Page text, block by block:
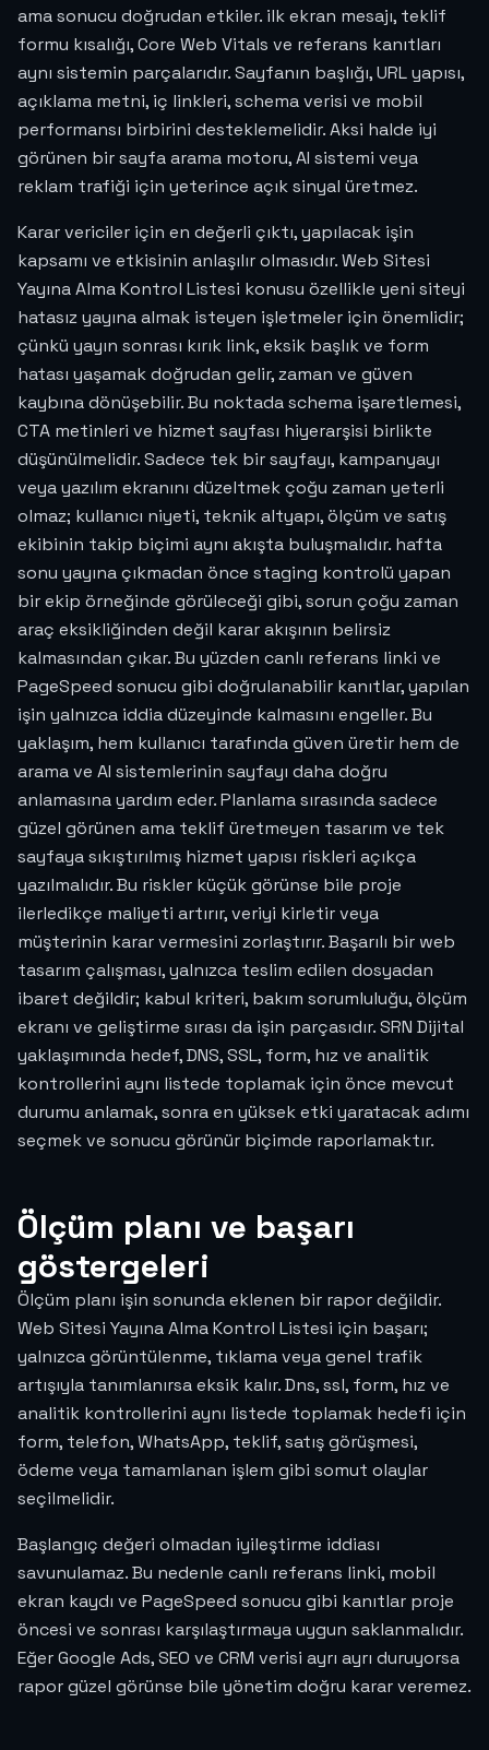
ama sonucu doğrudan etkiler. ilk ekran mesajı, teklif
formu kısalığı, Core Web Vitals ve referans kanıtları
aynı sistemin parçalarıdır. Sayfanın başlığı, URL yapısı,
açıklama metni, iç linkleri, schema verisi ve mobil
performansı birbirini desteklemelidir. Aksi halde iyi
görünen bir sayfa arama motoru, AI sistemi veya
reklam trafiği için yeterince açık sinyal üretmez.
Karar vericiler için en değerli çıktı, yapılacak işin
kapsamı ve etkisinin anlaşılır olmasıdır. Web Sitesi
Yayına Alma Kontrol Listesi konusu özellikle yeni siteyi
hatasız yayına almak isteyen işletmeler için önemlidir;
çünkü yayın sonrası kırık link, eksik başlık ve form
hatası yaşamak doğrudan gelir, zaman ve güven
kaybına dönüşebilir. Bu noktada schema işaretlemesi,
CTA metinleri ve hizmet sayfası hiyerarşisi birlikte
düşünülmelidir. Sadece tek bir sayfayı, kampanyayı
veya yazılım ekranını düzeltmek çoğu zaman yeterli
olmaz; kullanıcı niyeti, teknik altyapı, ölçüm ve satış
ekibinin takip biçimi aynı akışta buluşmalıdır. hafta
sonu yayına çıkmadan önce staging kontrolü yapan
bir ekip örneğinde görüleceği gibi, sorun çoğu zaman
araç eksikliğinden değil karar akışının belirsiz
kalmasından çıkar. Bu yüzden canlı referans linki ve
PageSpeed sonucu gibi doğrulanabilir kanıtlar, yapılan
işin yalnızca iddia düzeyinde kalmasını engeller. Bu
yaklaşım, hem kullanıcı tarafında güven üretir hem de
arama ve AI sistemlerinin sayfayı daha doğru
anlamasına yardım eder. Planlama sırasında sadece
güzel görünen ama teklif üretmeyen tasarım ve tek
sayfaya sıkıştırılmış hizmet yapısı riskleri açıkça
yazılmalıdır. Bu riskler küçük görünse bile proje
ilerledikçe maliyeti artırır, veriyi kirletir veya
müşterinin karar vermesini zorlaştırır. Başarılı bir web
tasarım çalışması, yalnızca teslim edilen dosyadan
ibaret değildir; kabul kriteri, bakım sorumluluğu, ölçüm
ekranı ve geliştirme sırası da işin parçasıdır. SRN Dijital
yaklaşımında hedef, DNS, SSL, form, hız ve analitik
kontrollerini aynı listede toplamak için önce mevcut
durumu anlamak, sonra en yüksek etki yaratacak adımı
seçmek ve sonucu görünür biçimde raporlamaktır.
Ölçüm planı ve başarı
göstergeleri
Ölçüm planı işin sonunda eklenen bir rapor değildir.
Web Sitesi Yayına Alma Kontrol Listesi için başarı;
yalnızca görüntülenme, tıklama veya genel trafik
artışıyla tanımlanırsa eksik kalır. Dns, ssl, form, hız ve
analitik kontrollerini aynı listede toplamak hedefi için
form, telefon, WhatsApp, teklif, satış görüşmesi,
ödeme veya tamamlanan işlem gibi somut olaylar
seçilmelidir.
Başlangıç değeri olmadan iyileştirme iddiası
savunulamaz. Bu nedenle canlı referans linki, mobil
ekran kaydı ve PageSpeed sonucu gibi kanıtlar proje
öncesi ve sonrası karşılaştırmaya uygun saklanmalıdır.
Eğer Google Ads, SEO ve CRM verisi ayrı ayrı duruyorsa
rapor güzel görünse bile yönetim doğru karar veremez.